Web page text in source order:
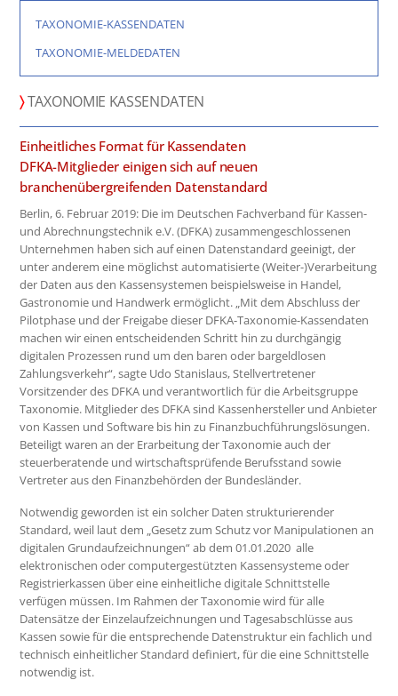
TAXONOMIE-KASSENDATEN
TAXONOMIE-MELDEDATEN
〉TAXONOMIE KASSENDATEN
Einheitliches Format für Kassendaten
DFKA-Mitglieder einigen sich auf neuen
branchenübergreifenden Datenstandard
Berlin, 6. Februar 2019: Die im Deutschen Fachverband für Kassen-
und Abrechnungstechnik e.V. (DFKA) zusammengeschlossenen
Unternehmen haben sich auf einen Datenstandard geeinigt, der
unter anderem eine möglichst automatisierte (Weiter-)Verarbeitung
der Daten aus den Kassensystemen beispielsweise in Handel,
Gastronomie und Handwerk ermöglicht. „Mit dem Abschluss der
Pilotphase und der Freigabe dieser DFKA-Taxonomie-Kassendaten
machen wir einen entscheidenden Schritt hin zu durchgängig
digitalen Prozessen rund um den baren oder bargeldlosen
Zahlungsverkehr“, sagte Udo Stanislaus, Stellvertretener
Vorsitzender des DFKA und verantwortlich für die Arbeitsgruppe
Taxonomie. Mitglieder des DFKA sind Kassenhersteller und Anbieter
von Kassen und Software bis hin zu Finanzbuchführungslösungen.
Beteiligt waren an der Erarbeitung der Taxonomie auch der
steuerberatende und wirtschaftsprüfende Berufsstand sowie
Vertreter aus den Finanzbehörden der Bundesländer.
Notwendig geworden ist ein solcher Daten strukturierender
Standard, weil laut dem „Gesetz zum Schutz vor Manipulationen an
digitalen Grundaufzeichnungen“ ab dem 01.01.2020 alle
elektronischen oder computergestützten Kassensysteme oder
Registrierkassen über eine einheitliche digitale Schnittstelle
verfügen müssen. Im Rahmen der Taxonomie wird für alle
Datensätze der Einzelaufzeichnungen und Tagesabschlüsse aus
Kassen sowie für die entsprechende Datenstruktur ein fachlich und
technisch einheitlicher Standard definiert, für die eine Schnittstelle
notwendig ist.